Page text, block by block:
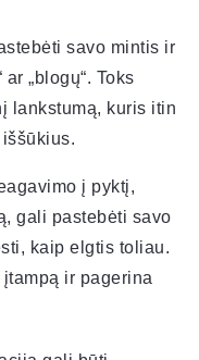
savo mintis ir
„blogų“. Toks
lankstumą, kuris itin
į pyktį,
gali pastebėti savo
kaip elgtis toliau.
ir pagerina